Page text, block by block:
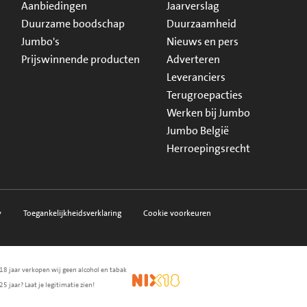
Aanbiedingen
Duurzame boodschap
Jumbo's
Prijswinnende producten
Jaarverslag
Duurzaamheid
Nieuws en pers
Adverteren
Leveranciers
Terugroepacties
Werken bij Jumbo
Jumbo België
Herroepingsrecht
Toegankelijkheidsverklaring Cookie voorkeuren
jaar verkopen wij geen alcohol en tabak
jaar? Laat je legitimatie zien!
NIX18